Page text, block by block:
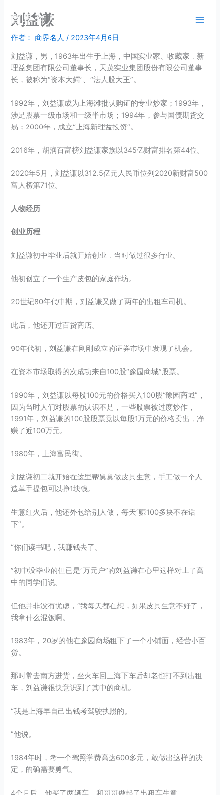
商界名人
刘益谦
作者： 商界名人/ 2023年4月6日
刘益谦，男，1963年出生于上海，中国实业家、收藏家，新
理益集团有限公司董事长，天茂实业集团股份有限公司董事
长，被称为“资本大鳄”、“法人股大王”。
1992年，刘益谦成为上海滩批认购证的专业炒家；1993年，
涉足股票一级市场和一级半市场；1994年，参与国债期货交
易；2000年，成立“上海新理益投资”。
2016年，胡润百富榜刘益谦家族以345亿财富排名第44位。
2020年5月，刘益谦以312.5亿元人民币位列2020新财富500
富人榜第71位。
人物经历
创业历程
刘益谦初中毕业后就开始创业，当时做过很多行业。
他初创立了一个生产皮包的家庭作坊。
20世纪80年代中期，刘益谦又做了两年的出租车司机。
此后，他还开过百货商店。
90年代初，刘益谦在刚刚成立的证券市场中发现了机会。
在资本市场取得的次成功来自100股“豫园商城”股票。
1990年，刘益谦以每股100元的价格买入100股“豫园商城”，
因为当时人们对股票的认识不足，一些股票被过度炒作，
1991年，刘益谦的100股股票竟以每股1万元的价格卖出，净
赚了近100万元。
1980年，上海富民街。
刘益谦初二就开始在这里帮舅舅做皮具生意，手工做一个人
造革手提包可以挣1块钱。
生意红火后，他还外包给别人做，每天“赚100多块不在话
下”。
“你们读书吧，我赚钱去了。
”初中没毕业的但已是“万元户”的刘益谦在心里这样对上了高
中的同学们说。
但他并非没有忧虑，“我每天都在想，如果皮具生意不好了，
我拿什么混饭啊。
1983年，20岁的他在豫园商场租下了一个小铺面，经营小百
货。
那时常去南方进货，坐火车回上海下车后却老也打不到出租
车，刘益谦很快意识到了其中的商机。
“我是上海早自己出钱考驾驶执照的。
”他说。
1984年时，考一个驾照学费高达600多元，敢做出这样的决
定，的确需要勇气。
4个月后，他买了两辆车，和哥哥做起了出租车生意。